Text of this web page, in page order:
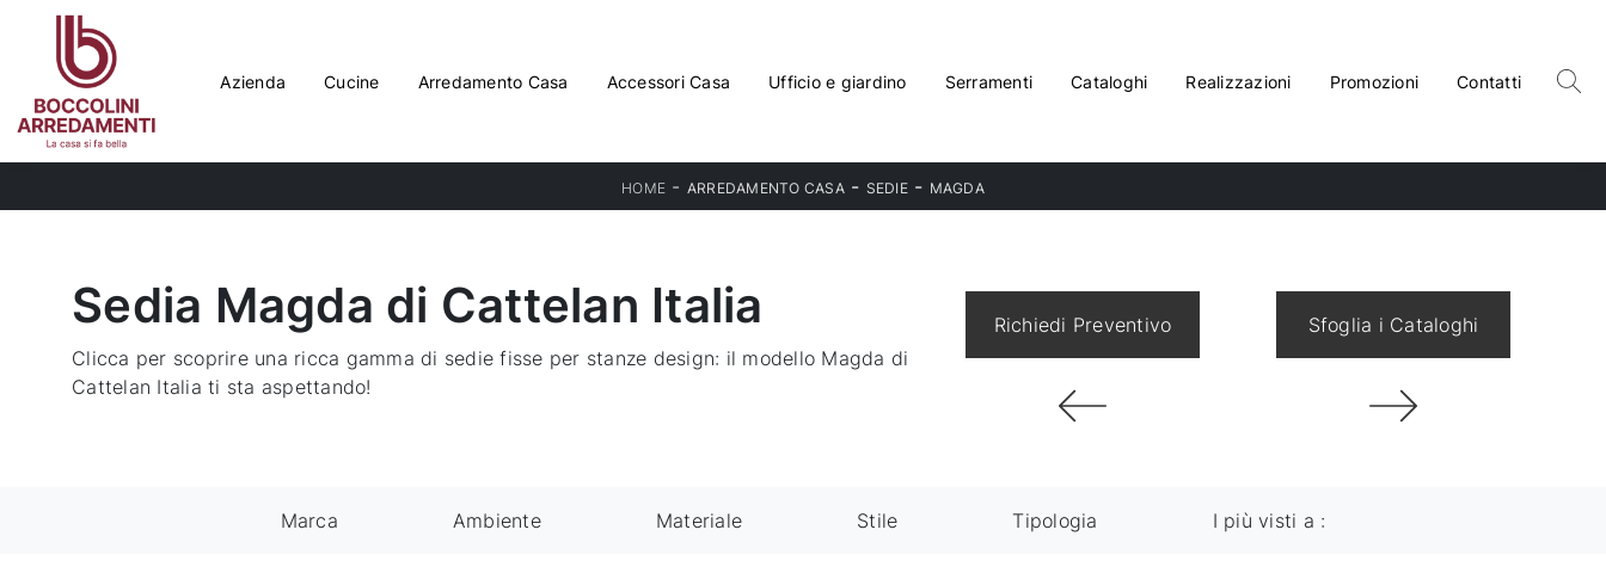
Azienda Cucine Arredamento Casa Accessori Casa Ufficio e giardino Serramenti Cataloghi Realizzazioni Promozioni Contatti
HOME - ARREDAMENTO CASA- SEDIE - MAGDA
Sedia Magda di Cattelan Italia
Clicca per scoprire una ricca gamma di sedie fisse per stanze design: il modello Magda di
Cattelan Italia ti sta aspettando!
Richiedi Preventivo Sfoglia i Cataloghi
Marca Ambiente Materiale Stile Tipologia I più visti a :